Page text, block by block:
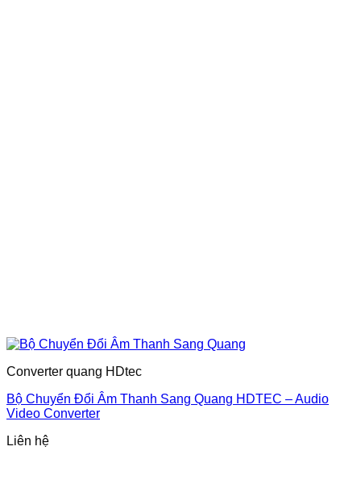
Converter quang HDtec
Bộ Chuyển Đổi Âm Thanh Sang Quang HDTEC – Audio
Video Converter
Liên hệ